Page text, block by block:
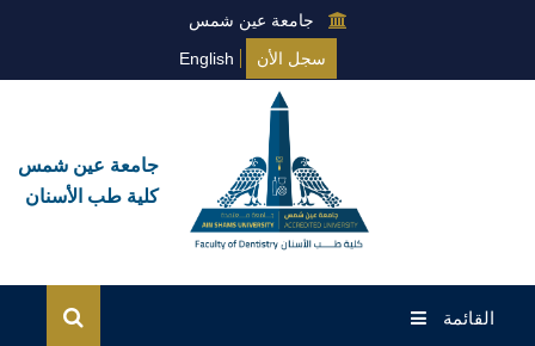
جامعة عين شمس
سجل الأن
English
جامعة عين شمس
كلية طب الأسنان
القائمة